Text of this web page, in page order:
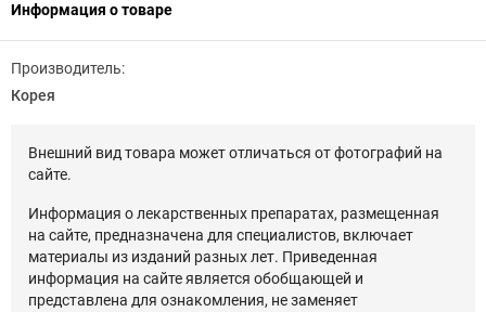
Информация о товаре
Производитель:
Корея
Внешний вид товара может отличаться от фотографий на
сайте.
Информация о лекарственных препаратах, размещенная
на сайте, предназначена для специалистов, включает
материалы из изданий разных лет. Приведенная
информация на сайте является обобщающей и
представлена для ознакомления, не заменяет